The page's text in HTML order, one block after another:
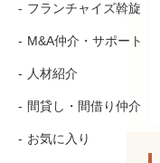
フランチャイズ斡旋
M&A仲介・サポート
人材紹介
間貸し・間借り仲介
お気に入り